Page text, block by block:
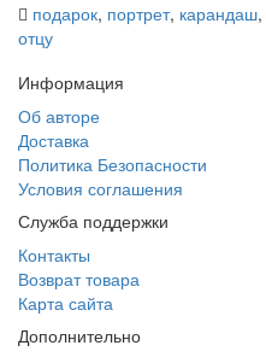
подарок, портрет, карандаш,
отцу
Информация
Об авторе
Доставка
Политика Безопасности
Условия соглашения
Служба поддержки
Контакты
Возврат товара
Карта сайта
Дополнительно